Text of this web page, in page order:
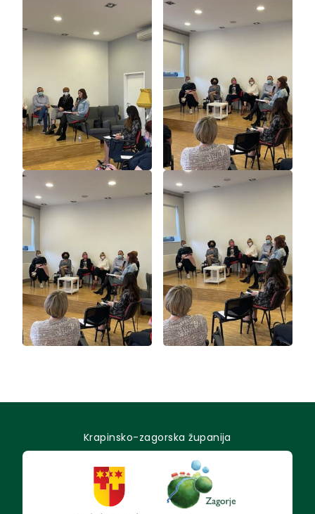
Krapinsko-zagorska županija